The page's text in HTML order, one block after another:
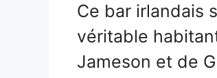
Ce bar irlandais
véritable
Jameson et de